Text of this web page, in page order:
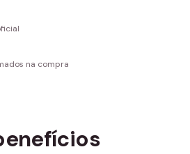
na compra